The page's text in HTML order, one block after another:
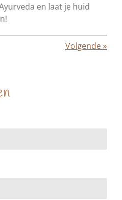
en laat je huid
Volgende»